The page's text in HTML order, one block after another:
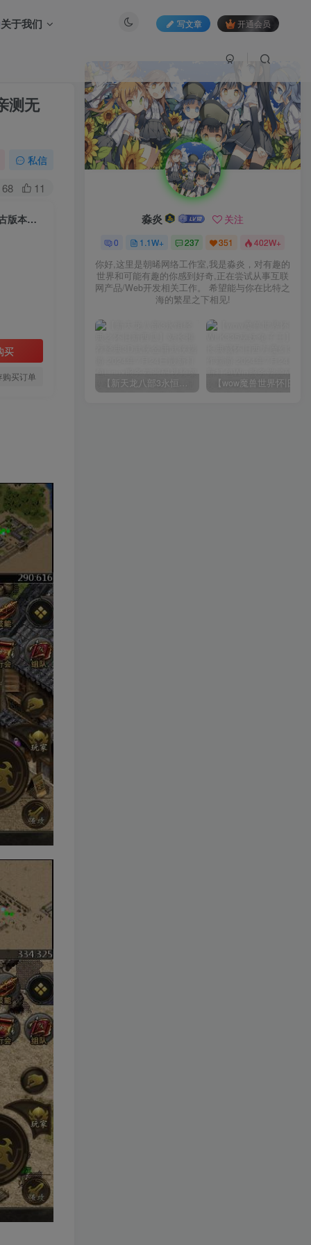
关于我们 写文章 开通会员
测无
私信
68 11
GOD 天河引擎传奇手游 176 天河复古服务端 完美复刻端游经典 纯情怀复古版本【站长亲测无 BUG】
买
买订单
淼炎 关注
0 1.1W+ 237 351 402W+
你好,这里是朝晞网络工作室,我是淼炎，对有趣的
世界和可能有趣的你感到好奇,正在尝试从事互联
网产品/Web开发相关工作。 希望能与你在比特之
海的繁星之下相见!
【新天龙八部3永恒经典之怀旧新西瓜】站长推荐经典3D武侠金庸武侠端游-2024年7月24日最新打包Linux服务端源码视频架设教程-完整PC客户端-配套GM工具！